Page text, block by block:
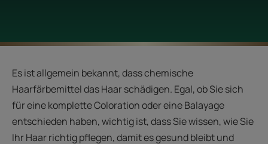
Es ist allgemein bekannt, dass chemische
Haarfärbemittel das Haar schädigen. Egal, ob Sie sich
für eine komplette Coloration oder eine Balayage
entschieden haben, wichtig ist, dass Sie wissen, wie Sie
Ihr Haar richtig pflegen, damit es gesund bleibt und